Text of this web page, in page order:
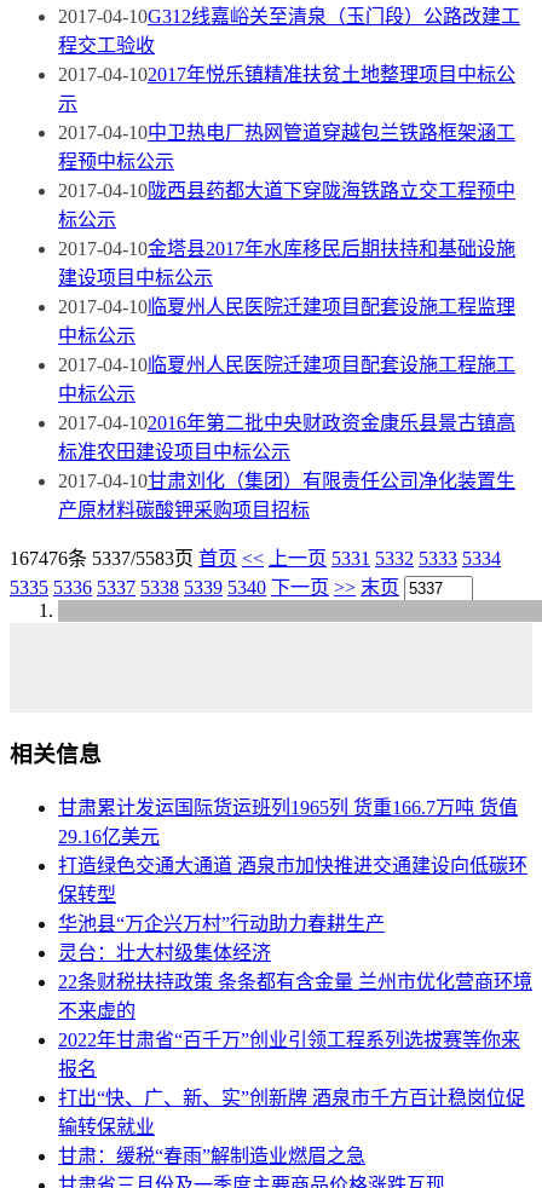
2017-04-10G312线嘉峪关至清泉（玉门段）公路改建工
程交工验收
2017-04-102017年悦乐镇精准扶贫土地整理项目中标公
示
2017-04-10中卫热电厂热网管道穿越包兰铁路框架涵工
程预中标公示
2017-04-10陇西县药都大道下穿陇海铁路立交工程预中
标公示
2017-04-10金塔县2017年水库移民后期扶持和基础设施
建设项目中标公示
2017-04-10临夏州人民医院迁建项目配套设施工程监理
中标公示
2017-04-10临夏州人民医院迁建项目配套设施工程施工
中标公示
2017-04-102016年第二批中央财政资金康乐县景古镇高
标准农田建设项目中标公示
2017-04-10甘肃刘化（集团）有限责任公司净化装置生
产原材料碳酸钾采购项目招标
167476条 5337/5583页 首页 << 上一页 5331 5332 5333 5334
5335 5336 5337 5338 5339 5340 下一页 >> 末页
相关信息
甘肃累计发运国际货运班列1965列 货重166.7万吨 货值
29.16亿美元
打造绿色交通大通道 酒泉市加快推进交通建设向低碳环
保转型
华池县“万企兴万村”行动助力春耕生产
灵台：壮大村级集体经济
22条财税扶持政策 条条都有含金量 兰州市优化营商环境
不来虚的
2022年甘肃省“百千万”创业引领工程系列选拔赛等你来
报名
打出“快、广、新、实”创新牌 酒泉市千方百计稳岗位促
输转保就业
甘肃：缓税“春雨”解制造业燃眉之急